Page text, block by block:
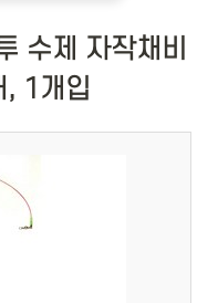
수제 자작채비
, 1개입